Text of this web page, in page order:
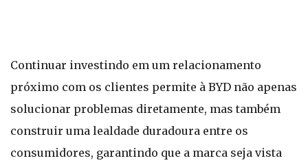
Continuar investindo em um relacionamento
próximo com os clientes permite à BYD não apenas
solucionar problemas diretamente, mas também
construir uma lealdade duradoura entre os
consumidores, garantindo que a marca seja vista